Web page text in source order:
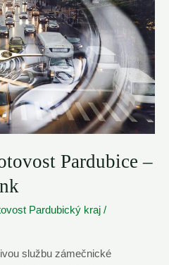
Pardubice –
Pardubický kraj /
službu zámečnické